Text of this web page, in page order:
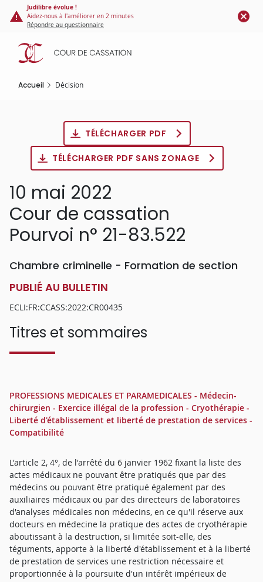
Panneau de gestion des cookies
contenu
principal
Judilibre évolue !
Aidez-nous à l'améliorer en 2 minutes
Répondre au questionnaire
Accueil Décision
TÉLÉCHARGER PDF
TÉLÉCHARGER PDF SANS ZONAGE
10 mai 2022
Cour de cassation
Pourvoi n° 21-83.522
Chambre criminelle - Formation de section
PUBLIÉ AU BULLETIN
ECLI:FR:CCASS:2022:CR00435
Titres et sommaires
PROFESSIONS MEDICALES ET PARAMEDICALES - Médecin-
chirurgien - Exercice illégal de la profession - Cryothérapie -
Liberté d'établissement et liberté de prestation de services -
Compatibilité
L'article 2, 4°, de l'arrêté du 6 janvier 1962 fixant la liste des
actes médicaux ne pouvant être pratiqués que par des
médecins ou pouvant être pratiqué également par des
auxiliaires médicaux ou par des directeurs de laboratoires
d'analyses médicales non médecins, en ce qu'il réserve aux
docteurs en médecine la pratique des actes de cryothérapie
aboutissant à la destruction, si limitée soit-elle, des
téguments, apporte à la liberté d'établissement et à la liberté
de prestation de services une restriction nécessaire et
proportionnée à la poursuite d'un intérêt impérieux de